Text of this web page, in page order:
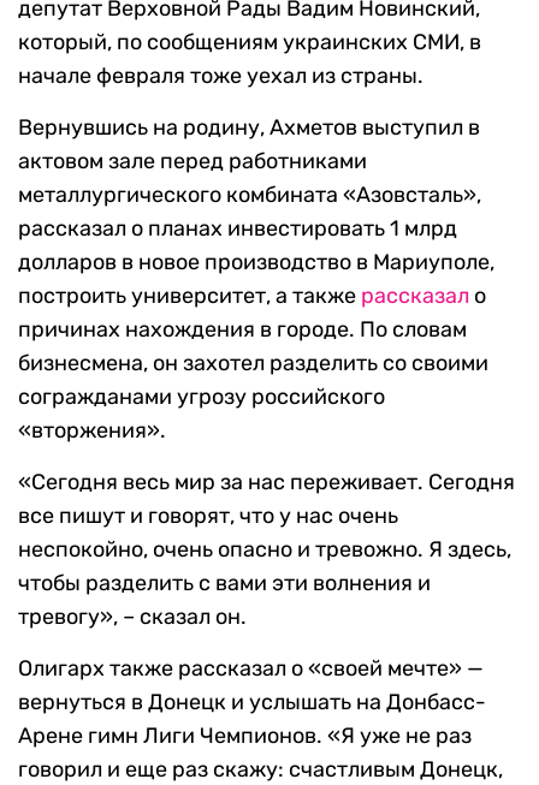
депутат Верховной Рады Вадим Новинский,
который, по сообщениям украинских СМИ, в
начале февраля тоже уехал из страны.
Вернувшись на родину, Ахметов выступил в
актовом зале перед работниками
металлургического комбината «Азовсталь»,
рассказал о планах инвестировать 1 млрд
долларов в новое производство в Мариуполе,
построить университет, а также рассказал о
причинах нахождения в городе. По словам
бизнесмена, он захотел разделить со своими
согражданами угрозу российского
«вторжения».
«Сегодня весь мир за нас переживает. Сегодня
все пишут и говорят, что у нас очень
неспокойно, очень опасно и тревожно. Я здесь,
чтобы разделить с вами эти волнения и
тревогу», – сказал он.
Олигарх также рассказал о «своей мечте» —
вернуться в Донецк и услышать на Донбасс-
Арене гимн Лиги Чемпионов. «Я уже не раз
говорил и еще раз скажу: счастливым Донецк,